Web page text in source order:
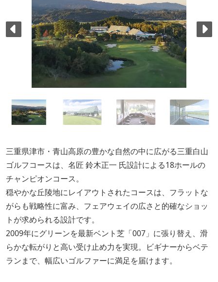
三重県津市・青山高原の豊かな自然の中に広がる三重白山
ゴルフコースは、名匠 鈴木正一 氏設計による18ホールの
チャンピオンコース。
穏やかな丘陵地にレイアウトされたコースは、フラットな
がらも戦略性に富み、フェアウェイの広さと的確なショッ
トが求められる設計です。
2009年にグリーンを最新ベント芝「007」に張り替え、滑
らかな転がりと高い受け止め力を実現。ビギナーからベテ
ランまで、幅広いゴルファーに満足を届けます。